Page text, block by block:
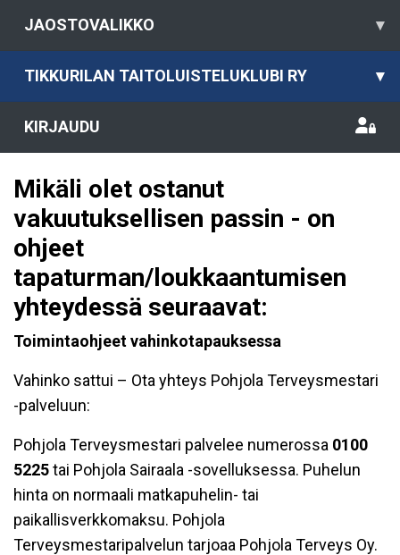
JAOSTOVALIKKO ▾
TIKKURILAN TAITOLUISTELUKLUBI RY ▾
KIRJAUDU
Mikäli olet ostanut
vakuutuksellisen passin - on
ohjeet
tapaturman/loukkaantumisen
yhteydessä seuraavat:
Toimintaohjeet vahinkotapauksessa
Vahinko sattui – Ota yhteys Pohjola Terveysmestari
-palveluun:
Pohjola Terveysmestari palvelee numerossa 0100
5225tai Pohjola Sairaala -sovelluksessa. Puhelun
hinta on normaali matkapuhelin- tai
paikallisverkkomaksu. Pohjola
Terveysmestaripalvelun tarjoaa Pohjola Terveys Oy.